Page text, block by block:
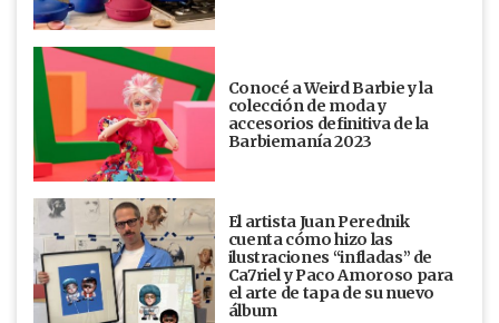
Conocé a Weird Barbie y la
colección de moda y
accesorios definitiva de la
Barbiemanía 2023
El artista Juan Perednik
cuenta cómo hizo las
ilustraciones “infladas” de
Ca7riel y Paco Amoroso para
el arte de tapa de su nuevo
álbum